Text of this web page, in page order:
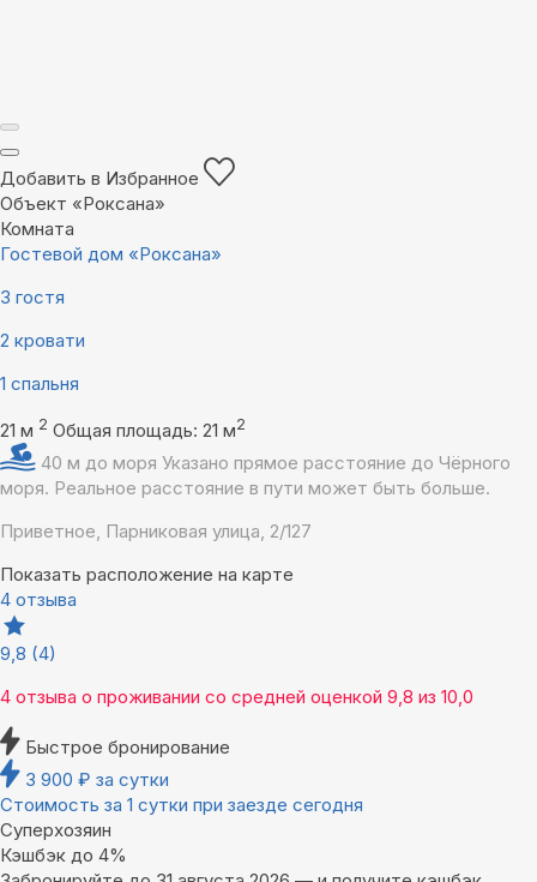
Добавить в Избранное
Объект «Роксана»
Комната
Гостевой дом «Роксана»
3 гостя
2 кровати
1 спальня
21 м 2 Общая площадь: 21 м2
40 м до моря Указано прямое расстояние до Чёрного
моря. Реальное расстояние в пути может быть больше.
Приветное, Парниковая улица, 2/127
Показать расположение на карте
4 отзыва
9,8 (4)
4 отзыва о проживании со средней оценкой 9,8 из 10,0
Быстрое бронирование
3 900 ₽ за сутки
Стоимость за 1 сутки при заезде сегодня
Суперхозяин
Кэшбэк до 4%